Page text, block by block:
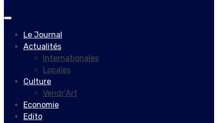
Primary
Le Journal
Actualités
Internationales
Locales
Culture
Vendr’Art
Economie
Edito